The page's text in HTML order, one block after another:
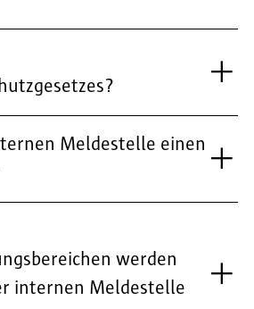
Meldestelle einen
werden
internen Meldestelle